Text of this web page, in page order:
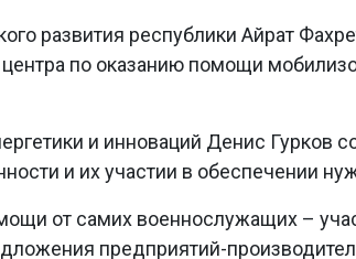
развития республики Айрат
центра по оказанию помощи
и инноваций Денис Гурков
и их участии в обеспечении
от самих военнослужащих –
предприятий-